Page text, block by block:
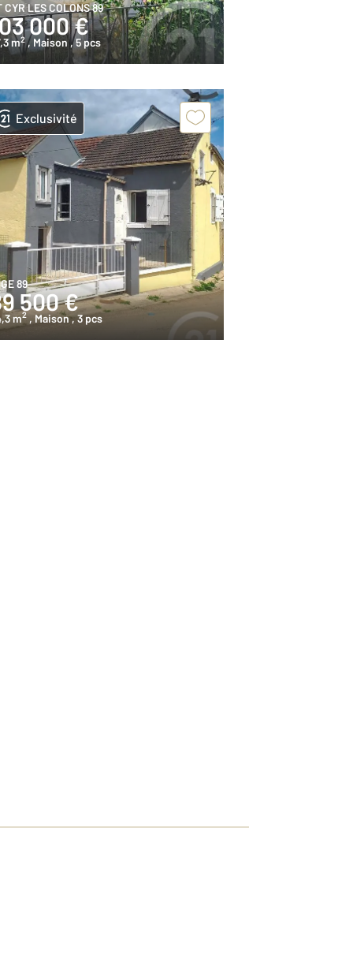
CYR LES COLONS 89
000 €
m2 , Maison, 5 pcs
Exclusivité
89
500 €
m2 , Maison, 3 pcs